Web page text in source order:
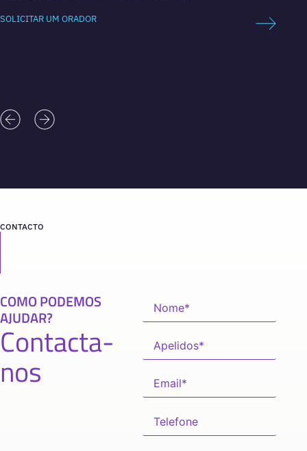
SOLICITAR UM ORADOR
CONTACTO
COMO PODEMOS
AJUDAR?
Contacta-
nos